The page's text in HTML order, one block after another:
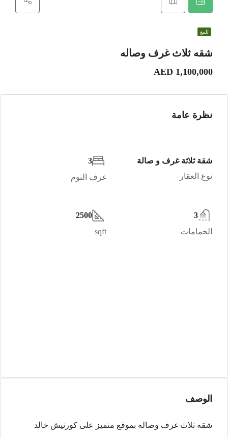
للبيع
شقه ثلاث غرف وصاله
AED 1,100,000
نظرة عامة
شقة ثلاثة غرف و صالة
نوع العقار
3
غرف النوم
3
الحمامات
2500
sqft
الوصف
شقه ثلاث غرف وصاله بموقع متميز على كورنيش خالد